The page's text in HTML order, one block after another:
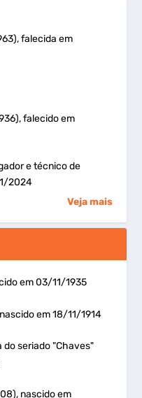
falecida em
falecido em
e técnico de
2024
Veja mais
em 03/11/1935
em 18/11/1914
do seriado "Chaves"
nascido em